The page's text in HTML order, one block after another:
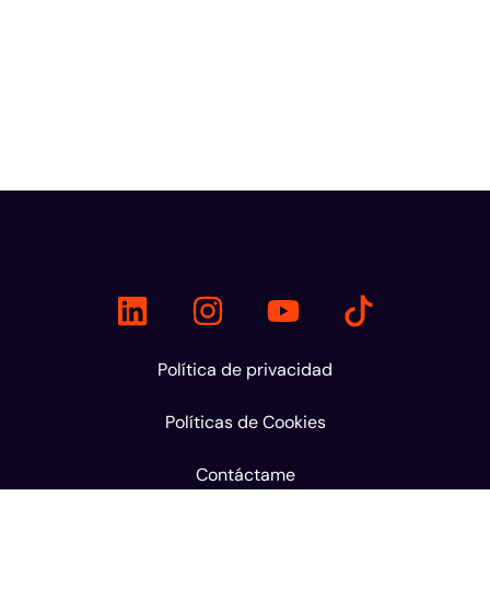
Política de privacidad
Políticas de Cookies
Contáctame